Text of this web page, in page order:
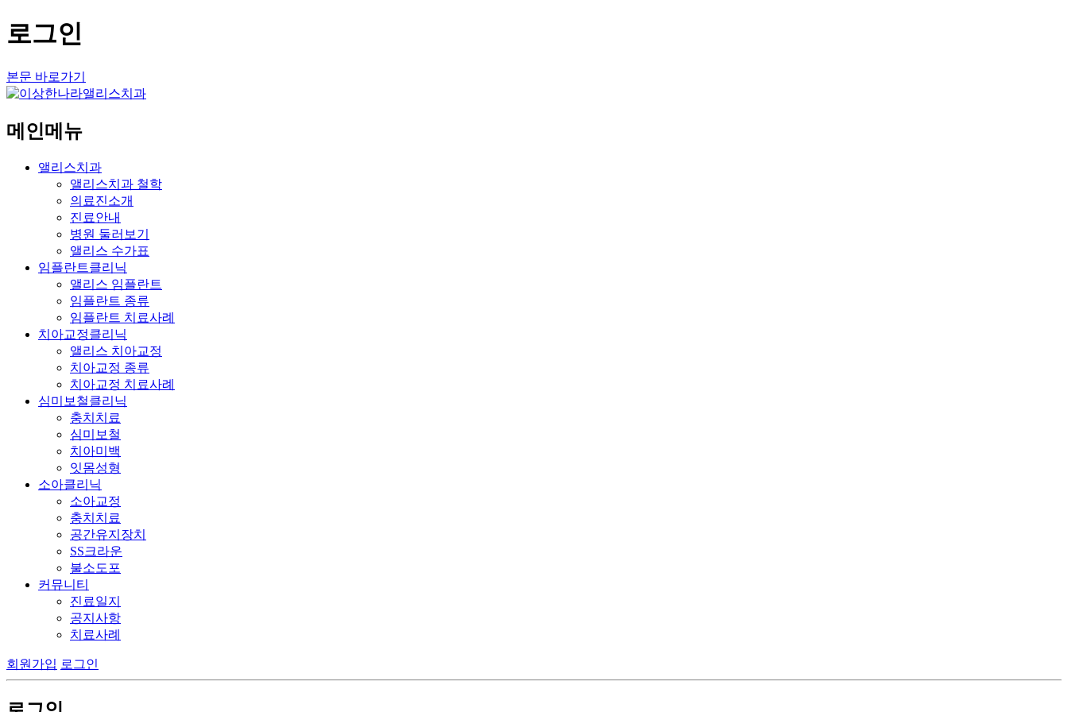
로그인
본문 바로가기
메인메뉴
앨리스치과
앨리스치과 철학
의료진소개
진료안내
병원 둘러보기
앨리스 수가표
임플란트클리닉
앨리스 임플란트
임플란트 종류
임플란트 치료사례
치아교정클리닉
앨리스 치아교정
치아교정 종류
치아교정 치료사례
심미보철클리닉
충치치료
심미보철
치아미백
잇몸성형
소아클리닉
소아교정
충치치료
공간유지장치
SS크라운
불소도포
커뮤니티
진료일지
공지사항
치료사례
회원가입 로그인